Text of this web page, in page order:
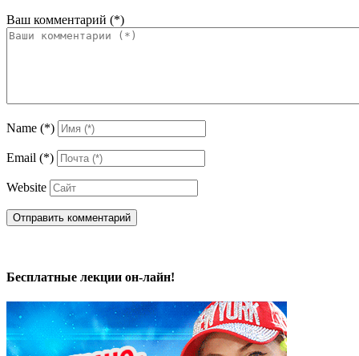
Ваш комментарий (*)
Name (*)
Email (*)
Website
Бесплатные лекции он-лайн!